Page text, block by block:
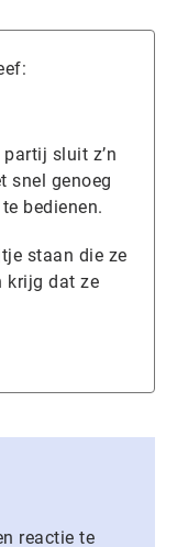
sluit z’n
snel genoeg
bedienen.
staan die ze
krijg dat ze
reactie te